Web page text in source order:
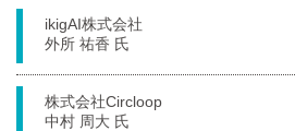
ikigAI株式会社
外所 祐香 氏
株式会社Circloop
中村 周大 氏